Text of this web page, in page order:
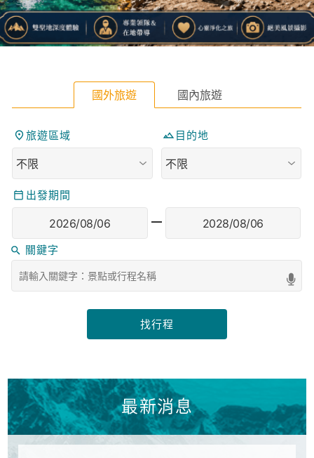
找行程
最新消息
2026-06-30
【2026歲末 x 收穫】自我實現的沉澱之旅
2026-06-23
【2026-2027 雪訓指南！】零基礎 x 海外進階
x 冰攀
【2026 日本登山季 x 即將成團】從盛夏走入楓